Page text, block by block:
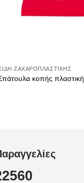
ΖΑΧΑΡΟΠΛΑΣΤΙΚΉΣ
κοπής πλαστική